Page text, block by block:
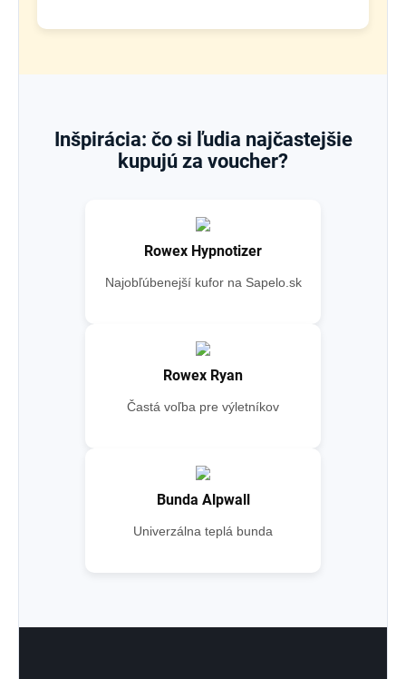
Inšpirácia: čo si ľudia najčastejšie
kupujú za voucher?
Rowex Hypnotizer
Najobľúbenejší kufor na Sapelo.sk
Rowex Ryan
Častá voľba pre výletníkov
Bunda Alpwall
Univerzálna teplá bunda